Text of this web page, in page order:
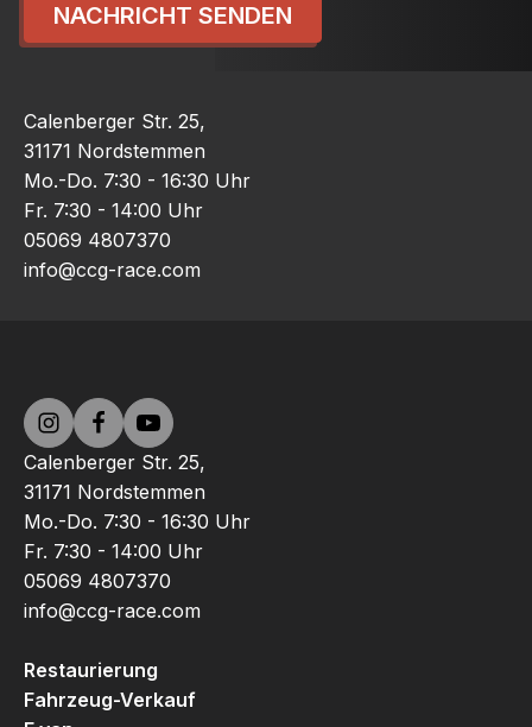
NACHRICHT SENDEN
Calenberger Str. 25,
31171 Nordstemmen
Mo.-Do. 7:30 - 16:30 Uhr
Fr. 7:30 - 14:00 Uhr
05069 4807370
info@ccg-race.com
Calenberger Str. 25,
31171 Nordstemmen
Mo.-Do. 7:30 - 16:30 Uhr
Fr. 7:30 - 14:00 Uhr
05069 4807370
info@ccg-race.com
Restaurierung
Fahrzeug-Verkauf